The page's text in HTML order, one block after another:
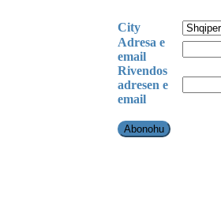
City
Adresa e
email
Rivendos
adresen e
email